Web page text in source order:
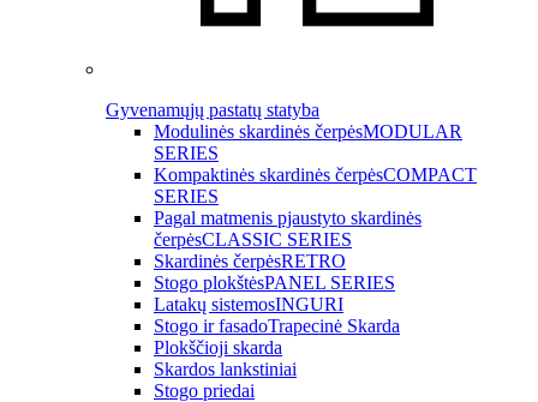
Gyvenamųjų pastatų statyba
Modulinės skardinės čerpėsMODULAR
SERIES
Kompaktinės skardinės čerpėsCOMPACT
SERIES
Pagal matmenis pjaustyto skardinės
čerpėsCLASSIC SERIES
Skardinės čerpėsRETRO
Stogo plokštėsPANEL SERIES
Latakų sistemosINGURI
Stogo ir fasadoTrapecinė Skarda
Plokščioji skarda
Skardos lankstiniai
Stogo priedai